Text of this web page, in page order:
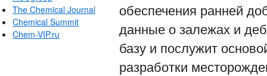
The Chemical Journal
Chemical Summit
Chem-VIP.ru
обеспечения ранней
данные о залежах и
базу и послужит
разработки